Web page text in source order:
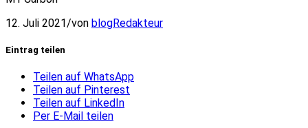
12. Juli 2021/von blogRedakteur
Eintrag teilen
Teilen auf WhatsApp
Teilen auf Pinterest
Teilen auf LinkedIn
Per E-Mail teilen